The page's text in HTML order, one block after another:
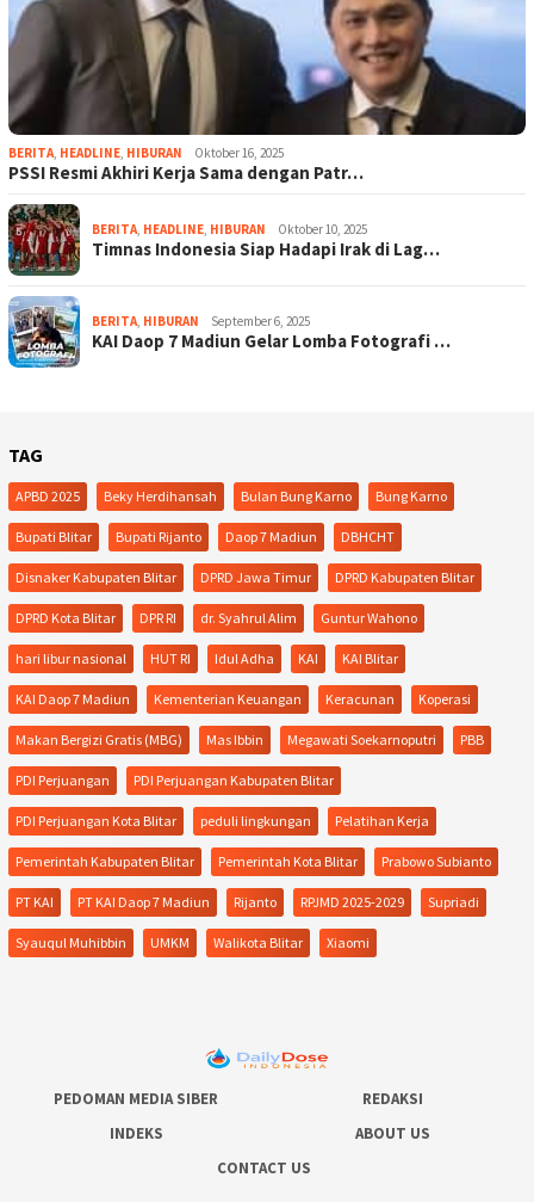
BERITA, HEADLINE, HIBURAN Oktober 16, 2025
PSSI Resmi Akhiri Kerja Sama dengan Patr…
BERITA, HEADLINE, HIBURAN Oktober 10, 2025
Timnas Indonesia Siap Hadapi Irak di Lag…
BERITA, HIBURAN September 6, 2025
KAI Daop 7 Madiun Gelar Lomba Fotografi …
TAG
APBD 2025 Beky Herdihansah Bulan Bung Karno Bung Karno
Bupati Blitar Bupati Rijanto Daop 7 Madiun DBHCHT
Disnaker Kabupaten Blitar DPRD Jawa Timur DPRD Kabupaten Blitar
DPRD Kota Blitar DPR RI dr. Syahrul Alim Guntur Wahono
hari libur nasional HUT RI Idul Adha KAI KAI Blitar
KAI Daop 7 Madiun Kementerian Keuangan Keracunan Koperasi
Makan Bergizi Gratis (MBG) Mas Ibbin Megawati Soekarnoputri PBB
PDI Perjuangan PDI Perjuangan Kabupaten Blitar
PDI Perjuangan Kota Blitar peduli lingkungan Pelatihan Kerja
Pemerintah Kabupaten Blitar Pemerintah Kota Blitar Prabowo Subianto
PT KAI PT KAI Daop 7 Madiun Rijanto RPJMD 2025-2029 Supriadi
Syauqul Muhibbin UMKM Walikota Blitar Xiaomi
PEDOMAN MEDIA SIBER
REDAKSI
INDEKS
ABOUT US
CONTACT US